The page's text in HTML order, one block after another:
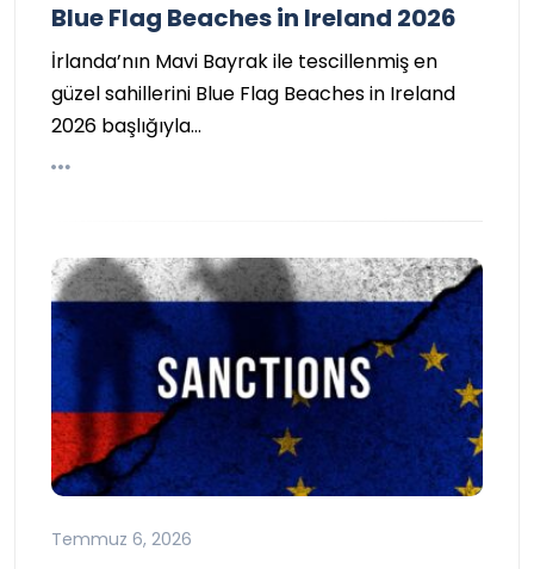
Blue Flag Beaches in Ireland 2026
İrlanda’nın Mavi Bayrak ile tescillenmiş en
güzel sahillerini Blue Flag Beaches in Ireland
2026 başlığıyla…
Temmuz 6, 2026